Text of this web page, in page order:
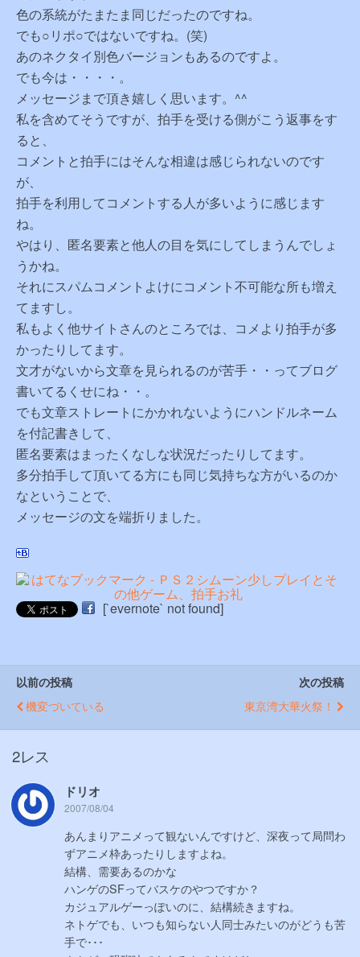
色の系統がたまたま同じだったのですね。
でも○リポ○ではないですね。(笑)
あのネクタイ別色バージョンもあるのですよ。
でも今は・・・・。
メッセージまで頂き嬉しく思います。^^
私を含めてそうですが、拍手を受ける側がこう返事をす
ると、
コメントと拍手にはそんな相違は感じられないのです
が、
拍手を利用してコメントする人が多いように感じます
ね。
やはり、匿名要素と他人の目を気にしてしまうんでしょ
うかね。
それにスパムコメントよけにコメント不可能な所も増え
てますし。
私もよく他サイトさんのところでは、コメより拍手が多
かったりしてます。
文才がないから文章を見られるのが苦手・・ってブログ
書いてるくせにね・・。
でも文章ストレートにかかれないようにハンドルネーム
を付記書きして、
匿名要素はまったくなしな状況だったりしてます。
多分拍手して頂いてる方にも同じ気持ちな方がいるのか
なということで、
メッセージの文を端折りました。
[`evernote` not found]
以前の投稿
機変づいている
次の投稿
東京湾大華火祭！
2レス
ドリオ
2007/08/04
あんまりアニメって観ないんですけど、深夜って局問わ
ずアニメ枠あったりしますよね。
結構、需要あるのかな
ハンゲのSFってバスケのやつですか？
カジュアルゲーっぽいのに、結構続きますね。
ネトゲでも、いつも知らない人同士みたいのがどうも苦
手で･･･